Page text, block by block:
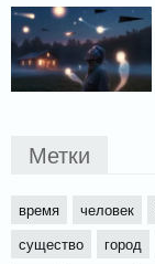
Метки
время человек
существо
город